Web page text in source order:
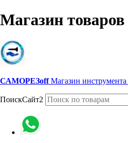
Магазин товаров
САМОРЕЗoff Магазин
ПоискСайт2